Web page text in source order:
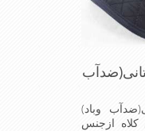
وباد)
کلاه ازجنس